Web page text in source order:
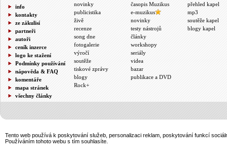
info
kontakty
ze zákulisí
partneři
autoři
ceník inzerce
logo ke stažení
Podmínky používání
nápověda & FAQ
komentáře
mapa stránek
všechny články
novinky
publicistika
živě
recenze
song dne
fotogalerie
výročí
soutěže
tiskové zprávy
blogy
Rock+
časopis Muzikus
e-muzikus
novinky
testy nástrojů
články
workshopy
seriály
videa
bazar
publikace a DVD
přehled kapel
mp3
soutěže kapel
blogy kapel
Tento web používá k poskytování služeb, personalizaci reklam, poskytování funkcí
Používáním tohoto webu s tím souhlasíte.